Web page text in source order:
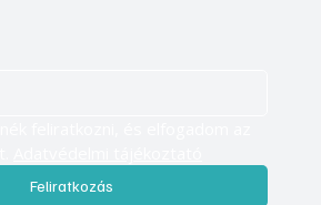
Feliratkozás